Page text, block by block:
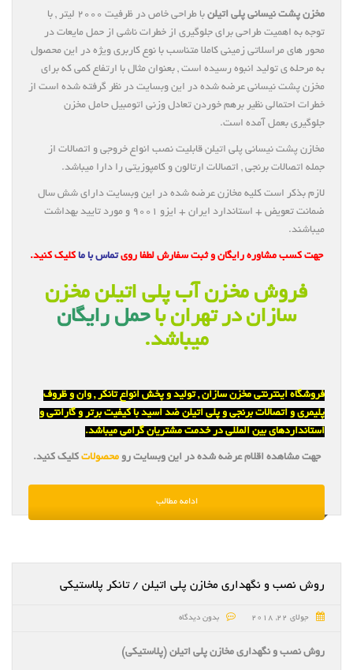
مخزن پشت نیسانی پلی اتیلن
با طراحی خاص در ظرفیت ۲۰۰۰ لیتر , با
توجه به اهمیت طراحی برای جلوگیری از خطرات ناشی از حمل مایعات در
محور های مراسلاتی زمینی کاملا متناسب با نوع کاربری ویژه در این محصول
به مرحله ی تولید انبوه رسیده است , بعنوان مثال با ارتفاع کمی که برای
مخزن پشت نیسانی عرضه شده در این وبسایت در نظر گرفته شده است از
خطرات احتمالی نظیر برهم خوردن تعادل وزنی اتومبیل حامل مخزن
جلوگیری بعمل آمده است.
مخازن پشت نیسانی پلی اتیلن قابلیت نصب انواع خروجی و اتصالات از
جمله اتصالات برنجی , اتصالات ارتالون و کامپوزیتی را دارا میباشد.
لازم بذکر است کلیه مخازن عرضه شده در این وبسایت دارای شش سال
ضمانت تعویض + استاندارد ایران + ایزو ۹۰۰۱ و مورد تایید بهداشت
میباشند.
جهت کسب مشاوره رایگان و ثبت سفارش لطفا روی تماس با ما کلیک کنید.
فروش مخزن آب پلی اتیلن مخزن
سازان در تهران باحمل رایگان
میباشد.
فروشگاه اینترنتی مخزن سازان , تولید و پخش انواع تانکر , وان و ظروف
پلیمری و اتصالات برنجی و پلی اتیلن ضد اسید با کیفیت برتر و گارانتی و
استانداردهای بین المللی در خدمت مشتریان گرامی میباشد.
جهت مشاهده اقلام عرضه شده در این وبسایت رومحصولات کلیک کنید.
ادامه مطالب
روش نصب و نگهداری مخازن پلی اتیلن / تانکر پلاستیکی
جولای 22, 2018 بدون دیدگاه
روش نصب و نگهداری مخازن پلی اتیلن (پلاستیکی)